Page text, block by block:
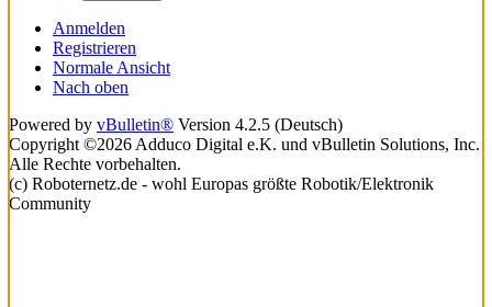
Anmelden
Registrieren
Normale Ansicht
Nach oben
Powered by vBulletin® Version 4.2.5 (Deutsch)
Copyright ©2026 Adduco Digital e.K. und vBulletin Solutions, Inc.
Alle Rechte vorbehalten.
(c) Roboternetz.de - wohl Europas größte Robotik/Elektronik
Community